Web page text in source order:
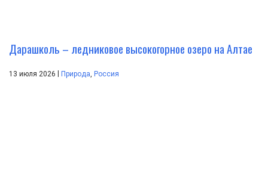
Дарашколь – ледниковое высокогорное озеро на Алтае
13 июля 2026 | Природа Россия